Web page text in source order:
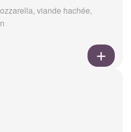
viande hachée,